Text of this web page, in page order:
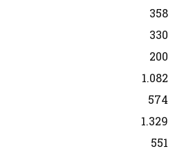
358
330
200
1.082
574
1.329
551